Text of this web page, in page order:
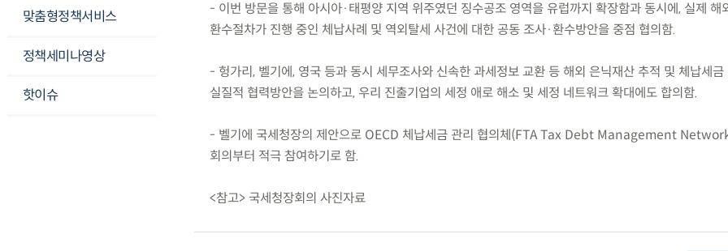
맞춤형정책서비스
정책세미나영상
핫이슈
- 이번 방문을 통해 아시아·태평양 지역 위주였던 징수공조 영역을 유럽까지 확장함과 동시에, 실제 해
환수절차가 진행 중인 체납사례 및 역외탈세 사건에 대한 공동 조사·환수방안을 중점 협의함.
- 헝가리, 벨기에, 영국 등과 동시 세무조사와 신속한 과세정보 교환 등 해외 은닉재산 추적 및 체납세금
실질적 협력방안을 논의하고, 우리 진출기업의 세정 애로 해소 및 세정 네트워크 확대에도 합의함.
- 벨기에 국세청장의 제안으로 OECD 체납세금 관리 협의체(FTA Tax Debt Management
회의부터 적극 참여하기로 함.
<참고> 국세청장회의 사진자료